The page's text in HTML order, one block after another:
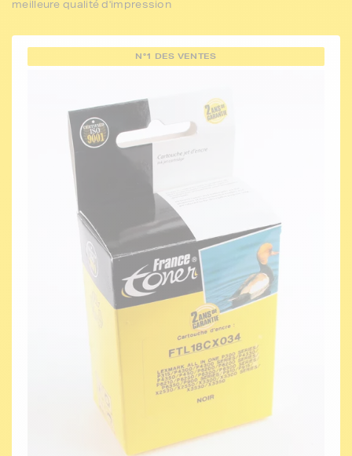
meilleure qualité d'impression
N°1 DES VENTES